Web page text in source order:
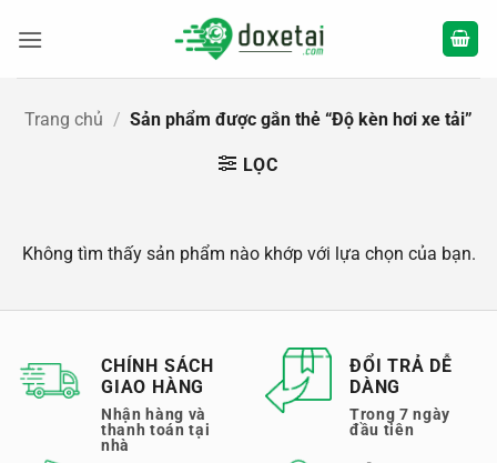
qua
Trang chủ / Sản phẩm được gắn thẻ “Độ kèn hơi xe tải”
LỌC
Không tìm thấy sản phẩm nào khớp với lựa chọn của bạn.
CHÍNH SÁCH
GIAO HÀNG
Nhận hàng và
thanh toán tại
nhà
ĐỔI TRẢ DỄ
DÀNG
Trong 7 ngày
đầu tiên